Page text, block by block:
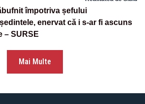
împotriva șefului
enervat că i s-ar fi ascuns
– SURSE
Mai Multe